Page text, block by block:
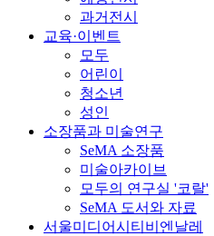
과거전시
교육·이벤트
모두
어린이
청소년
성인
소장품과 미술연구
SeMA 소장품
미술아카이브
모두의 연구실 '코랄'
SeMA 도서와 자료
서울미디어시티비엔날레